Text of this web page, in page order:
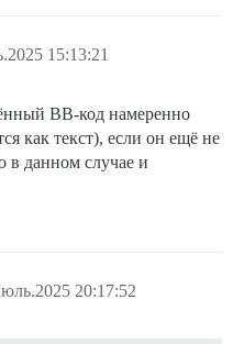
15:13:21
BB-код намеренно
как текст), если он ещё не
в данном случае и
20:17:52